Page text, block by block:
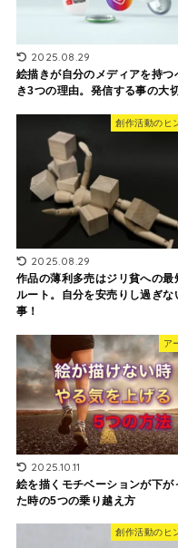
2025.08.29
絵描きが自分のメディアを持つ
き3つの理由。発信する事の大
創作活動のヒ
2025.08.29
作品の薄利多売はジリ貧への最
ルート。自分を安売りし過ぎな
事！
ア
2025.10.11
絵を描くモチベーションが下が
た時の5つの乗り越え方
創作活動のヒ